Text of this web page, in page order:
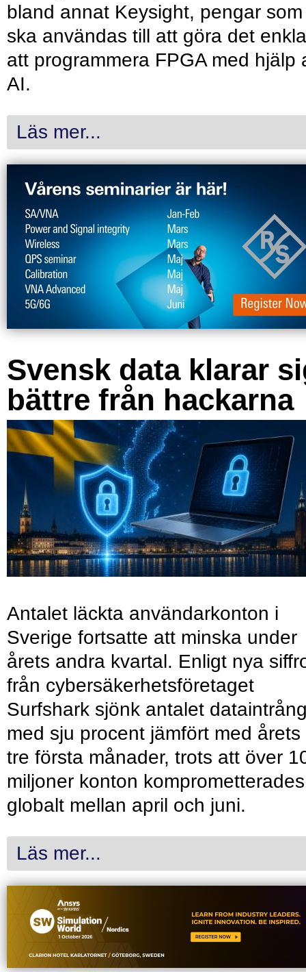
bland annat Keysight, pengar som
ska användas till att göra det
att programmera FPGA med hjälp
AI.
Läs mer...
Svensk data klarar
bättre från hackarna
Antalet läckta användarkonton i
Sverige fortsatte att minska under
årets andra kvartal. Enligt nya
från cybersäkerhetsföretaget
Surfshark sjönk antalet
med sju procent jämfört med årets
tre första månader, trots att över
miljoner konton komprometterades
globalt mellan april och juni.
Läs mer...